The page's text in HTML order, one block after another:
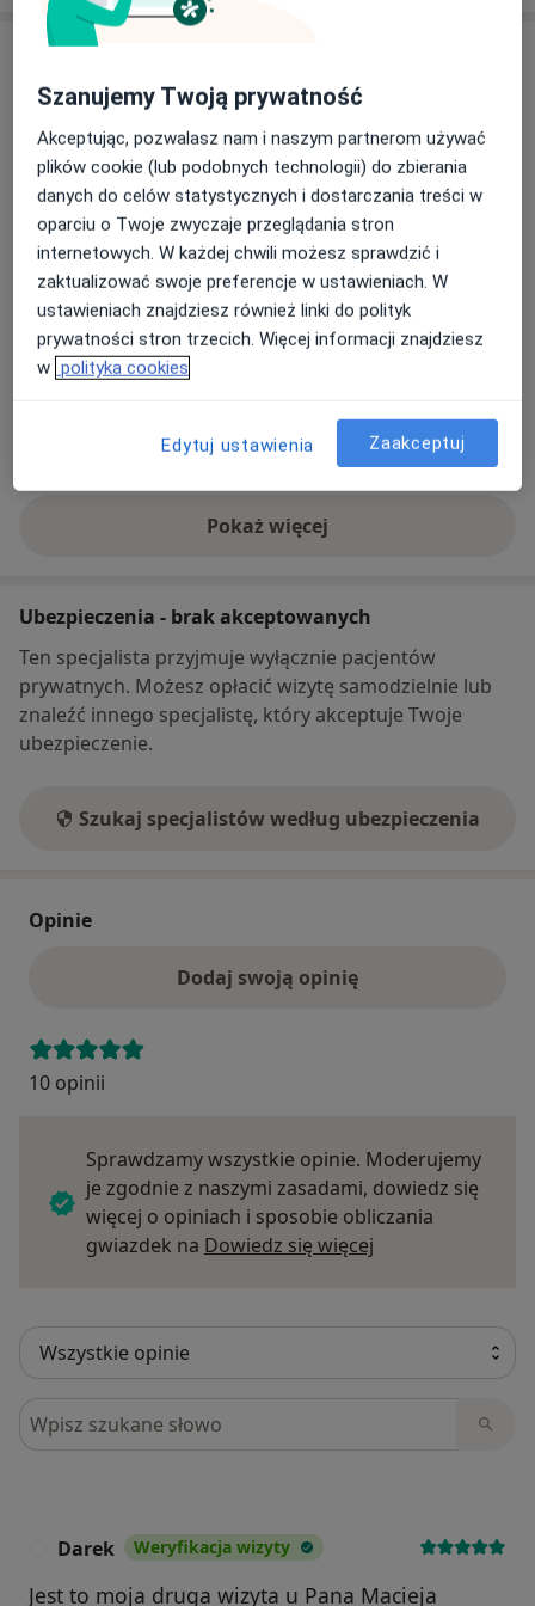
Adresy (5)
Adres 1 Adres 2 Adres 3 Adres 4
Prywatny gabinet
Gliwice
Powiększ mapęotwiera się w nowej karcie
Dostępność
W tym gabinecie nie można umawiać wizyt przez
Co mam zrobić w tej sytuacji?
Pokaż więcej
o adresie
Ubezpieczenia - brak akceptowanych
Ten specjalista przyjmuje wyłącznie pacjentów
prywatnych. Możesz opłacić wizytę samodzielnie lub
znaleźć innego specjalistę, który akceptuje Twoje
ubezpieczenie.
Szukaj specjalistów według ubezpieczenia
Opinie
Dodaj swoją opinię
10 opinii
Sprawdzamy wszystkie opinie. Moderujemy
je zgodnie z naszymi zasadami, dowiedz się
więcej o opiniach i sposobie obliczania
gwiazdek na Dowiedz się więcej
Szukaj w opiniach
Darek Weryfikacja wizyty
Jest to moja druga wizyta u Pana Macieja
Szanujemy Twoją prywatność
Akceptując, pozwalasz nam i naszym partnerom używać
plików cookie (lub podobnych technologii) do zbierania
danych do celów statystycznych i dostarczania treści w
oparciu o Twoje zwyczaje przeglądania stron
internetowych. W każdej chwili możesz sprawdzić i
zaktualizować swoje preferencje w ustawieniach. W
ustawieniach znajdziesz również linki do polityk
prywatności stron trzecich. Więcej informacji znajdziesz
w polityka cookies
Edytuj ustawienia Zaakceptuj